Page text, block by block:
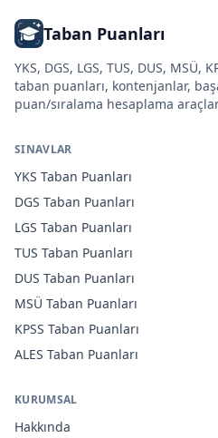
Taban Puanları
YKS, DGS, LGS, TUS, DUS, MSÜ,
taban puanları, kontenjanlar,
puan/sıralama hesaplama
SINAVLAR
YKS Taban Puanları
DGS Taban Puanları
LGS Taban Puanları
TUS Taban Puanları
DUS Taban Puanları
MSÜ Taban Puanları
KPSS Taban Puanları
ALES Taban Puanları
KURUMSAL
Hakkında